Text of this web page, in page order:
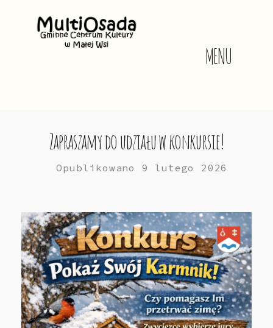
MENU
Zapraszamy do udziału w konkursie!
Opublikowano 9 lutego 2026